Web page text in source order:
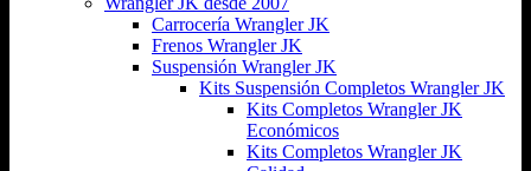
Carrocería Wrangler JK
Frenos Wrangler JK
Suspensión Wrangler JK
Kits Suspensión Completos Wrangler JK
Kits Completos Wrangler JK
Económicos
Kits Completos Wrangler JK